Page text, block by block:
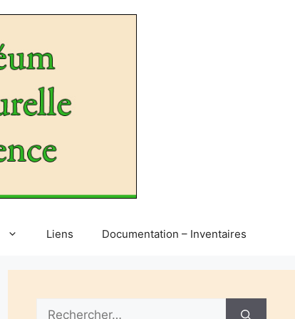
Liens Documentation – Inventaires
Rechercher :